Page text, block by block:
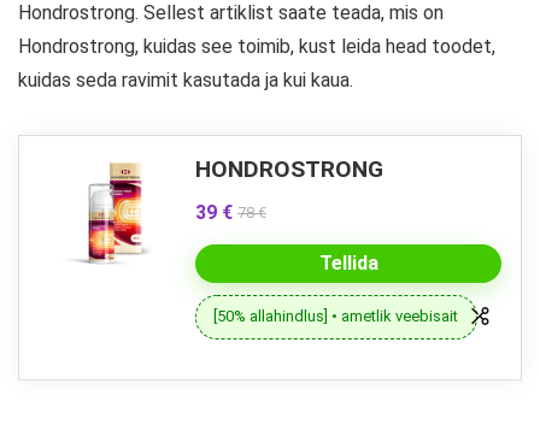
Hondrostrong. Sellest artiklist saate teada, mis on
Hondrostrong, kuidas see toimib, kust leida head toodet,
kuidas seda ravimit kasutada ja kui kaua.
HONDROSTRONG
39 € 78 €
Tellida
[50% allahindlus] • ametlik veebisait